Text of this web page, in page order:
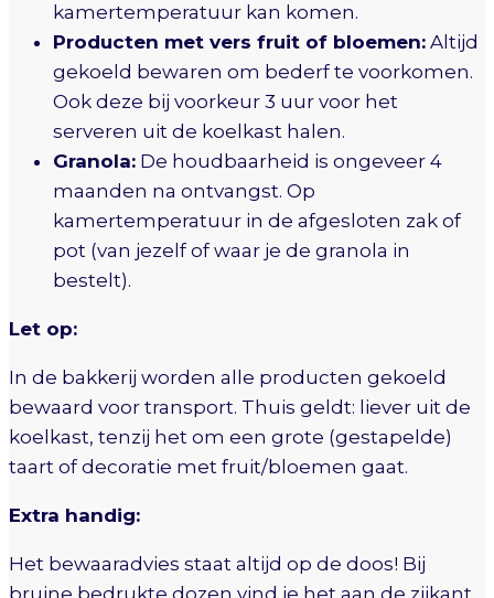
kamertemperatuur kan komen.
Producten met vers fruit of bloemen: Altijd
gekoeld bewaren om bederf te voorkomen.
Ook deze bij voorkeur 3 uur voor het
serveren uit de koelkast halen.
Granola: De houdbaarheid is ongeveer 4
maanden na ontvangst. Op
kamertemperatuur in de afgesloten zak of
pot (van jezelf of waar je de granola in
bestelt).
Let op:
In de bakkerij worden alle producten gekoeld
bewaard voor transport. Thuis geldt: liever uit de
koelkast, tenzij het om een grote (gestapelde)
taart of decoratie met fruit/bloemen gaat.
Extra handig:
Het bewaaradvies staat altijd op de doos! Bij